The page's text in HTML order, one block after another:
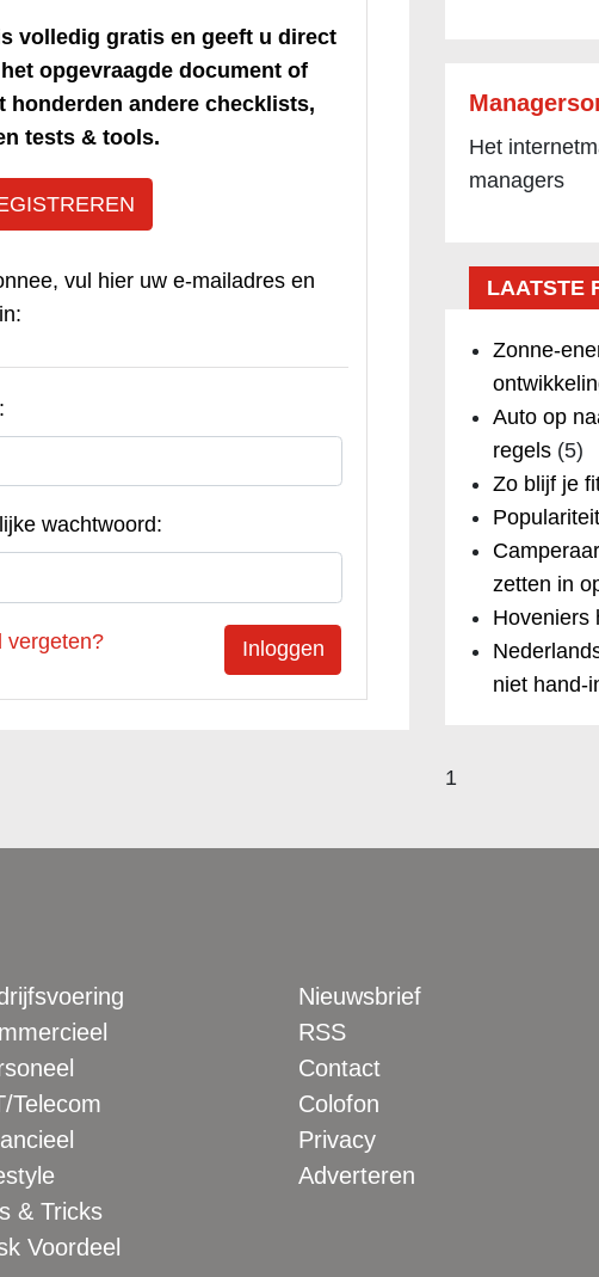
volledig gratis en geeft u direct
opgevraagde document of
honderden andere checklists,
tests & tools.
vul hier uw e-mailadres en
wachtwoord:
vergeten?
Het
managers
LAATSTE
Zonne-
Auto op
regels(5)
Zo blijf je
zetten in
Hoveniers
niet hand-
1
Telecom
& Tricks
Voordeel
Nieuwsbrief
RSS
Contact
Colofon
Privacy
Adverteren